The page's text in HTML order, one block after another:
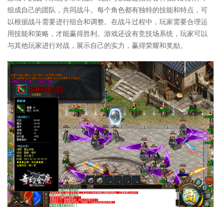
组成自己的团队，共同战斗。每个角色都有独特的技能和特点，可
以根据战斗需要进行组合和调整。在战斗过程中，玩家需要合理运
用技能和策略，才能赢得胜利。游戏还设有竞技场系统，玩家可以
与其他玩家进行对战，展示自己的实力，赢得荣耀和奖励。